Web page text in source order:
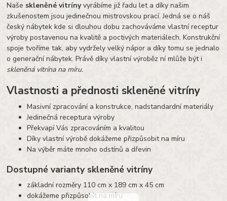
Naše skleněné vitrínyvyrábíme již řadu let a díky našim
zkušenostem jsou jedinečnou mistrovskou prací. Jedná se o náš
český nábytek kde si dlouhou dobu zachováváme vlastní receptur
výroby postavenou na kvalitě a poctivých materiálech. Konstrukční
spoje tvoříme tak, aby vydržely velký nápor a díky tomu se jednalo
o generační nábytek. Právě díky vlastní výroběz ní mlůže být i
skleněná vitrína na míru.
Vlastnosti a přednosti skleněné vitríny
Masivní zpracování a konstrukce, nadstandardní materiály
Jedinečná receptura výroby
Překvapí Vás zpracováním a kvalitou
Díky vlastní výrobě dokážeme přizpůsobit na míru
Na výběr máte mnoho odstínů a dřevin
Dostupné varianty skleněné vitríny
základní rozměry 110 cm x 189 cm x 45 cm
dokážeme přizpůsobit na míru